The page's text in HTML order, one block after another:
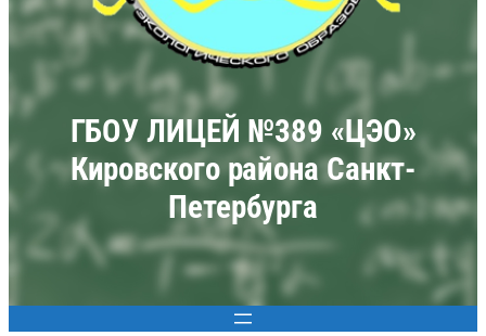
ГБОУ ЛИЦЕЙ №389 «ЦЭО»
Кировского района Санкт-
Петербурга